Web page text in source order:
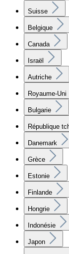
Suisse
Belgique
Canada
Israël
Autriche
Royaume-Uni
Bulgarie
République
Danemark
Grèce
Estonie
Finlande
Hongrie
Indonésie
Japon